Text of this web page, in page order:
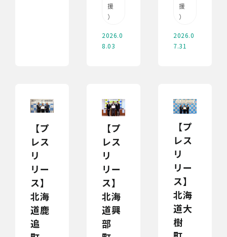
援
）
2026.0
8.03
援
）
2026.0
7.31
【プ
レス
リ
リー
ス】
北海
道鹿
追
【プ
レス
リ
リー
ス】
北海
道興
部
【プ
レス
リ
リー
ス】
北海
道大
樹